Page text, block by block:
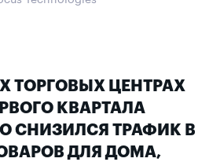
ТОРГОВЫХ ЦЕНТРАХ
КВАРТАЛА
СНИЗИЛСЯ ТРАФИК В
ДЛЯ ДОМА,